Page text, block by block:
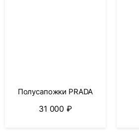
Полусапожки PRADA
31 000₽